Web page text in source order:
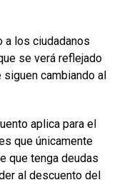
a los ciudadanos
se verá reflejado
cambiando al
aplica para el
que únicamente
que tenga deudas
al descuento del